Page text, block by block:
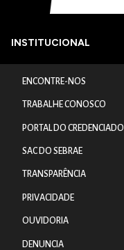
INSTITUCIONAL
ENCONTRE-NOS
TRABALHE CONOSCO
PORTAL DO CREDENCIADO
SAC DO SEBRAE
TRANSPARÊNCIA
PRIVACIDADE
OUVIDORIA
DENUNCIA